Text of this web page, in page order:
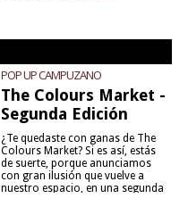
POP UP CAMPUZANO
The Colours Market -
Segunda Edición
¿Te quedaste con ganas de The
Colours Market? Si es así, estás
de suerte, porque anunciamos
con gran ilusión que vuelve a
nuestro espacio, en una segunda